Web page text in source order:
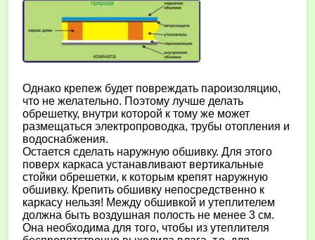
Однако крепеж будет повреждать пароизоляцию,
что не желательно. Поэтому лучше делать
обрешетку, внутри которой к тому же может
размещаться электропроводка, трубы отопления и
водоснабжения.
Остается сделать наружную обшивку. Для этого
поверх каркаса устанавливают вертикальные
стойки обрешетки, к которым крепят наружную
обшивку. Крепить обшивку непосредственно к
каркасу нельзя! Между обшивкой и утеплителем
должна быть воздушная полость не менее 3 см.
Она необходима для того, чтобы из утеплителя